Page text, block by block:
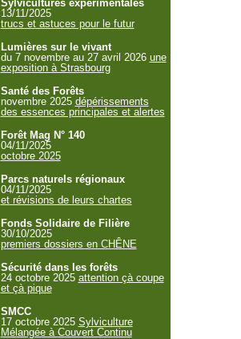
Sylvicultures expérimentales
13/11/2025
trucs et astuces pour le futur
Lumières sur le vivant
du 7 novembre au 27 avril 2026 une
exposition à Strasbourg
Santé des Forêts
novembre 2025 dépérissements
des essences principales et alertes
Forêt Mag N° 140
04/11/2025
octobre 2025
Parcs naturels régionaux
04/11/2025
et révisions de leurs chartes
Fonds Solidaire de Filière
30/10/2025
premiers dossiers en CHÊNE
Sécurité dans les forêts
24 octobre 2025 attention çà coupe
et çà pique
SMCC
17 octobre 2025 Sylviculture
Mélangée à Couvert Continu